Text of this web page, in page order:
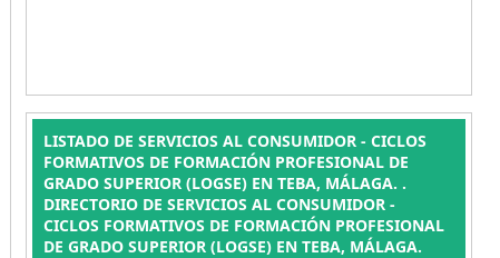
LISTADO DE SERVICIOS AL CONSUMIDOR - CICLOS
FORMATIVOS DE FORMACIÓN PROFESIONAL DE
GRADO SUPERIOR (LOGSE) EN TEBA, MÁLAGA. .
DIRECTORIO DE SERVICIOS AL CONSUMIDOR -
CICLOS FORMATIVOS DE FORMACIÓN PROFESIONAL
DE GRADO SUPERIOR (LOGSE) EN TEBA, MÁLAGA.